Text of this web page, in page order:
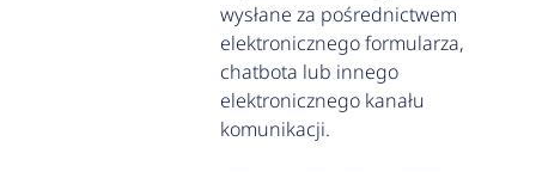
wysłane za pośrednictwem
elektronicznego formularza,
chatbota lub innego
elektronicznego kanału
komunikacji.